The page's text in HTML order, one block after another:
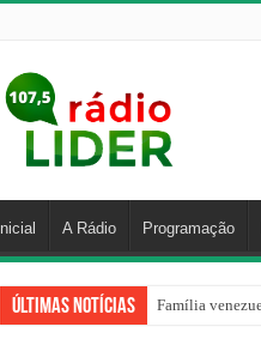
Inicial A Rádio Programação
Últimas Notícias Família